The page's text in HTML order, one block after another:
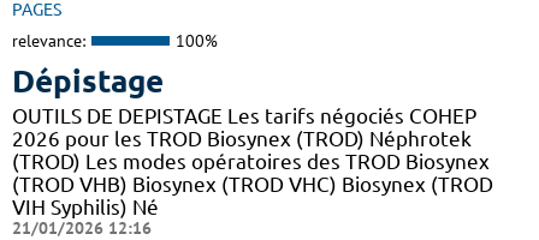
PAGES
relevance: 100%
Dépistage
OUTILS DE DEPISTAGE Les tarifs négociés COHEP
2026 pour les TROD Biosynex (TROD) Néphrotek
(TROD) Les modes opératoires des TROD Biosynex
(TROD VHB) Biosynex (TROD VHC) Biosynex (TROD
VIH Syphilis) Né
21/01/2026 12:16